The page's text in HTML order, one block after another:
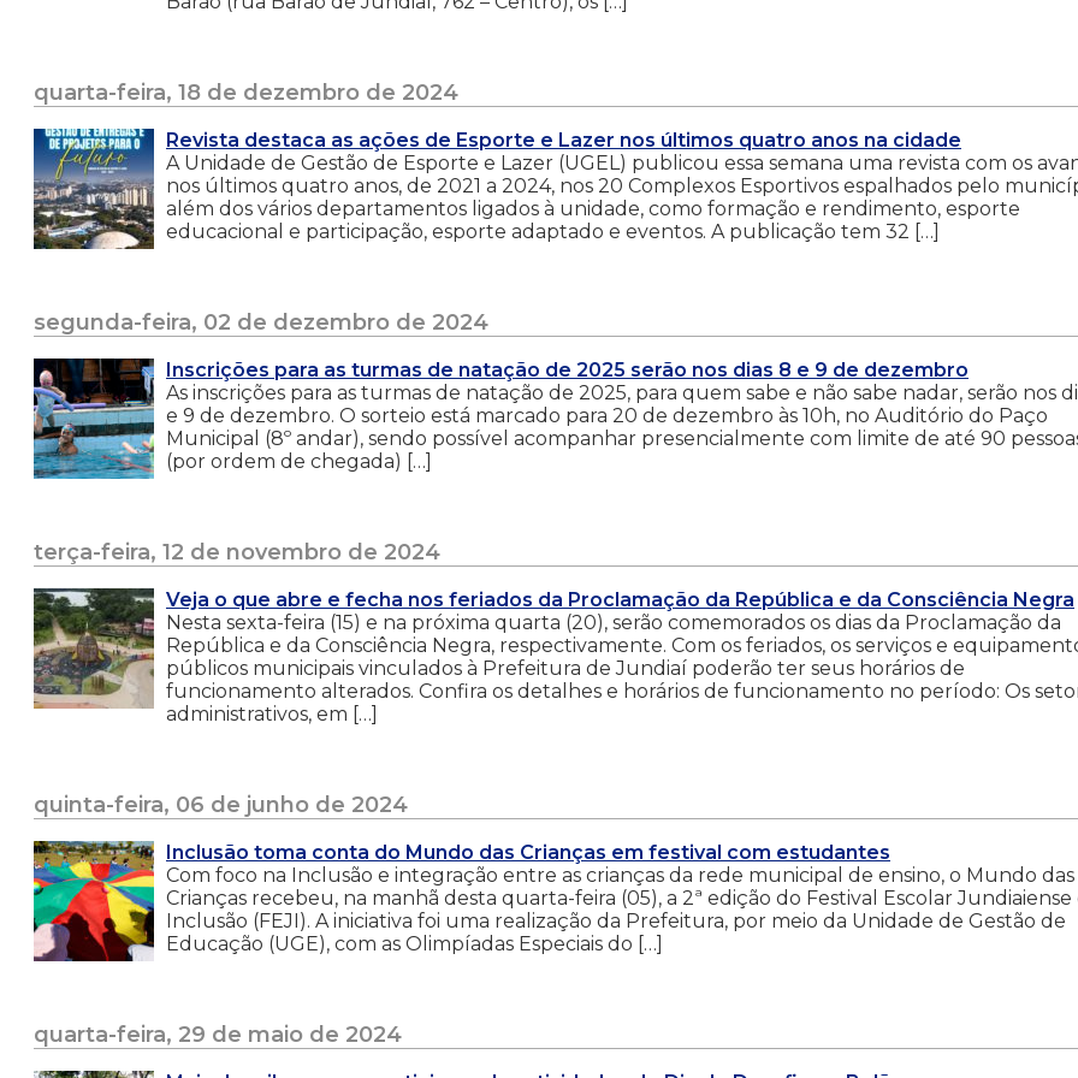
quarta-feira, 18 de dezembro de 2024
Revista destaca as ações de Esporte e Lazer nos últimos quatro anos na cidade
A Unidade de Gestão de Esporte e Lazer (UGEL) publicou essa semana uma revista com os
nos últimos quatro anos, de 2021 a 2024, nos 20 Complexos Esportivos espalhados pelo
além dos vários departamentos ligados à unidade, como formação e rendimento, esporte
educacional e participação, esporte adaptado e eventos. A publicação tem 32 […]
segunda-feira, 02 de dezembro de 2024
Inscrições para as turmas de natação de 2025 serão nos dias 8 e 9 de dezembro
As inscrições para as turmas de natação de 2025, para quem sabe e não sabe nadar, serão nos
e 9 de dezembro. O sorteio está marcado para 20 de dezembro às 10h, no Auditório do Paço
Municipal (8º andar), sendo possível acompanhar presencialmente com limite de até 90
(por ordem de chegada) […]
terça-feira, 12 de novembro de 2024
Veja o que abre e fecha nos feriados da Proclamação da República e da Consciência Negra
Nesta sexta-feira (15) e na próxima quarta (20), serão comemorados os dias da Proclamação da
República e da Consciência Negra, respectivamente. Com os feriados, os serviços e
públicos municipais vinculados à Prefeitura de Jundiaí poderão ter seus horários de
funcionamento alterados. Confira os detalhes e horários de funcionamento no período: Os
administrativos, em […]
quinta-feira, 06 de junho de 2024
Inclusão toma conta do Mundo das Crianças em festival com estudantes
Com foco na Inclusão e integração entre as crianças da rede municipal de ensino, o Mundo das
Crianças recebeu, na manhã desta quarta-feira (05), a 2ª edição do Festival Escolar Jundiaiense
Inclusão (FEJI). A iniciativa foi uma realização da Prefeitura, por meio da Unidade de Gestão de
Educação (UGE), com as Olimpíadas Especiais do […]
quarta-feira, 29 de maio de 2024